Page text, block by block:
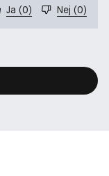
Ja (0) Nej (0)